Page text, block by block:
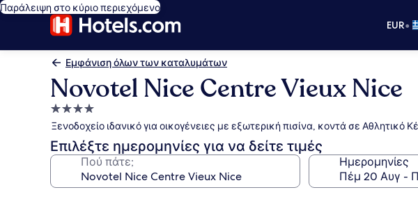
Παράλειψη στο κύριο περιεχόμενο
EUR•
Εμφάνιση όλων των καταλυμάτων
Novotel Nice Centre Vieux Nice
Κατάλυμα
με
4.0
αστέρια
Ξενοδοχείο ιδανικό για οικογένειες με εξωτερική πισίνα, κοντά σε Αθλητικό
Επιλέξτε ημερομηνίες για να δείτε τιμές
Πού πάτε; Ημερομηνίες